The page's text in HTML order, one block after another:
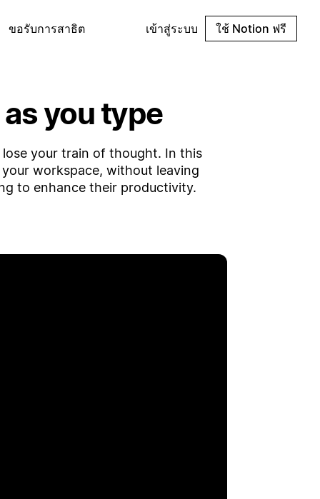
ขอรับการสาธิต เข้าสู่ระบบ ใช้ Notion ฟรี
you type
your train of thought. In this
workspace, without leaving
to enhance their productivity.